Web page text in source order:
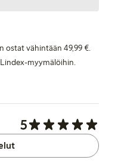
ostat vähintään 49,99 €.
myymälöihin.
5